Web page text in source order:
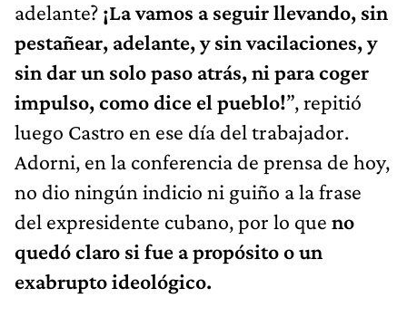
adelante? ¡La vamos a seguir llevando, sin
pestañear, adelante, y sin vacilaciones, y
sin dar un solo paso atrás, ni para coger
impulso, como dice el pueblo!”, repitió
luego Castro en ese día del trabajador.
Adorni, en la conferencia de prensa de hoy,
no dio ningún indicio ni guiño a la frase
del expresidente cubano, por lo que no
quedó claro si fue a propósito o un
exabrupto ideológico.